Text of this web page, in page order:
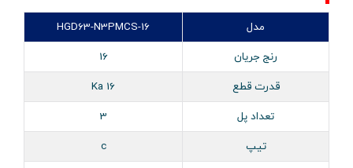
مدل
HGD63-N3PMCS-16
رنج جریان
16
قدرت قطع
16 Ka
تعداد پل
3
تیپ
c